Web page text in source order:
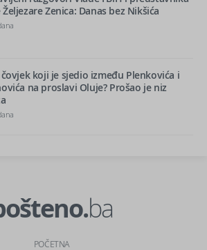
Zenica: Danas bez Nikšića
čovjek koji je sjedio između Plenkovića i
na proslavi Oluje? Prošao je niz
ba
POČETNA